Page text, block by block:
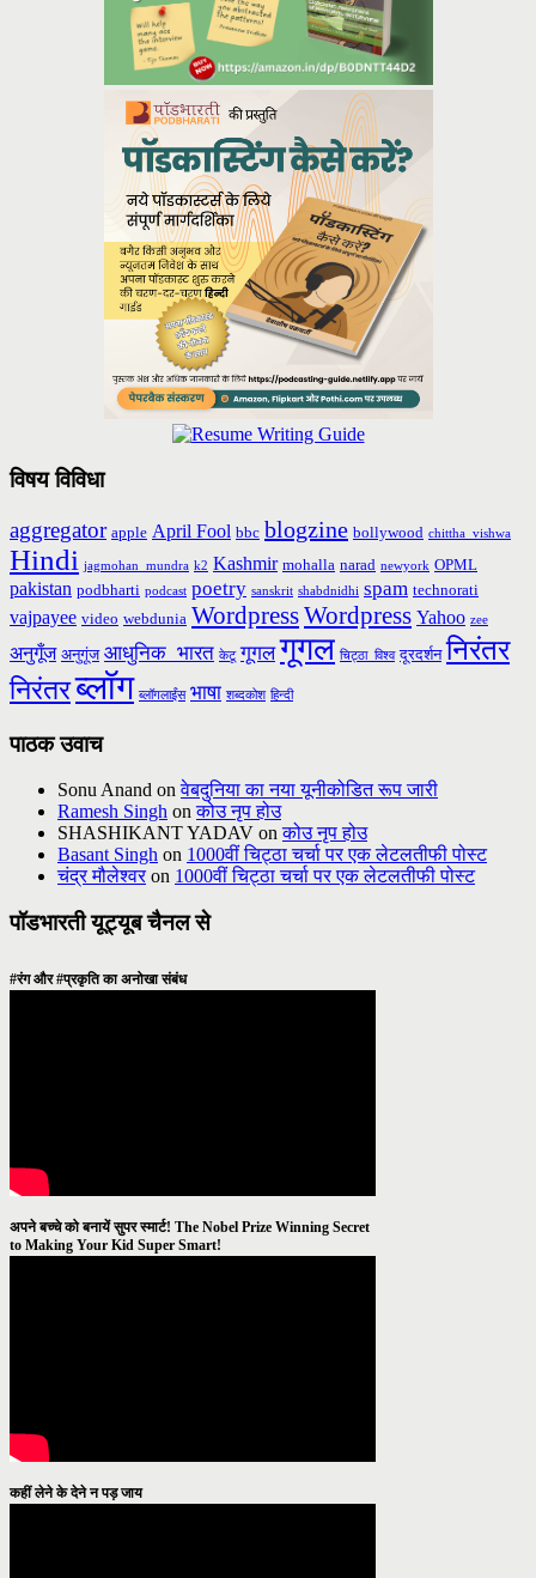
विषय विविधा
aggregator apple April Fool bbc blogzine bollywood chittha_vishwa
Hindi jagmohan_mundra k2 Kashmir mohalla narad newyork OPML
pakistan podbharti podcast poetry sanskrit shabdnidhi spam technorati
vajpayee video webdunia WordpressWordpress Yahoo zee
अनुगूँज अनुगूंज आधुनिक_भारत केटू गूगल गूगल चिट्ठा_विश्व दूरदर्शन निरंतर
निरंतरब्लॉग ब्लॉगलाईंस भाषा शब्दकोश हिन्दी
पाठक उवाच
Sonu Anand onवेबदुनिया का नया यूनीकोडित रूप जारी
Ramesh Singh onकोउ नृप होउ
SHASHIKANT YADAV onकोउ नृप होउ
Basant Singh on 1000वीं चिट्ठा चर्चा पर एक लेटलतीफी पोस्ट
चंद्र मौलेश्वरon 1000वीं चिट्ठा चर्चा पर एक लेटलतीफी पोस्ट
पॉडभारती यूट्यूब चैनल से
#रंग और #प्रकृति का अनोखा संबंध
अपने बच्चे को बनायें सुपर स्मार्ट! The Nobel Prize Winning Secret
to Making Your Kid Super Smart!
कहीं लेने के देने न पड़ जाय